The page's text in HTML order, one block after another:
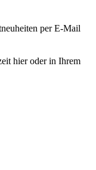
per E-Mail
hier oder in Ihrem